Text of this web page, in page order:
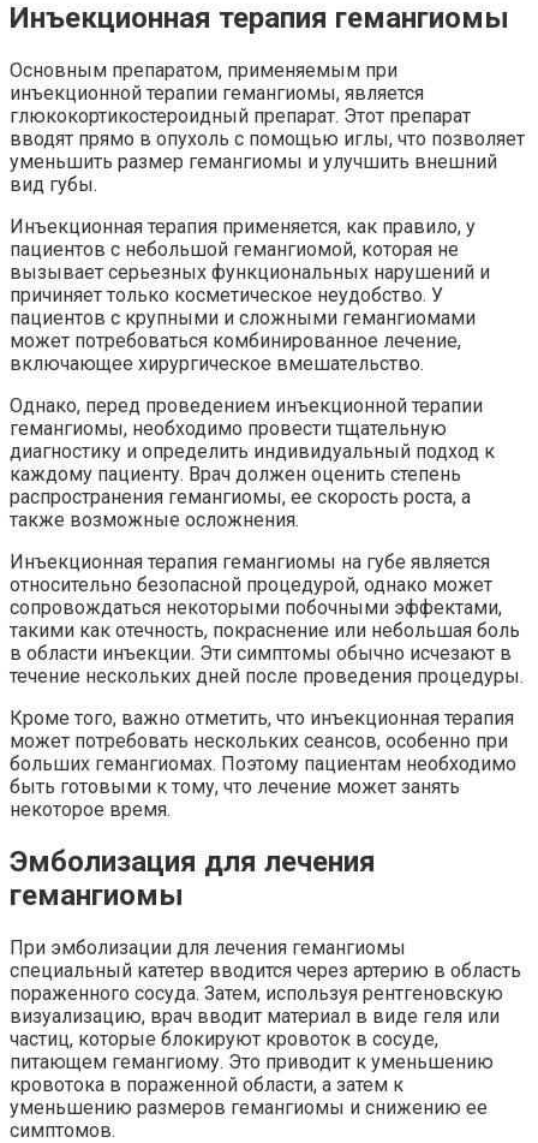
Инъекционная терапия гемангиомы
Основным препаратом, применяемым при
инъекционной терапии гемангиомы, является
глюкокортикостероидный препарат. Этот препарат
вводят прямо в опухоль с помощью иглы, что позволяет
уменьшить размер гемангиомы и улучшить внешний
вид губы.
Инъекционная терапия применяется, как правило, у
пациентов с небольшой гемангиомой, которая не
вызывает серьезных функциональных нарушений и
причиняет только косметическое неудобство. У
пациентов с крупными и сложными гемангиомами
может потребоваться комбинированное лечение,
включающее хирургическое вмешательство.
Однако, перед проведением инъекционной терапии
гемангиомы, необходимо провести тщательную
диагностику и определить индивидуальный подход к
каждому пациенту. Врач должен оценить степень
распространения гемангиомы, ее скорость роста, а
также возможные осложнения.
Инъекционная терапия гемангиомы на губе является
относительно безопасной процедурой, однако может
сопровождаться некоторыми побочными эффектами,
такими как отечность, покраснение или небольшая боль
в области инъекции. Эти симптомы обычно исчезают в
течение нескольких дней после проведения процедуры.
Кроме того, важно отметить, что инъекционная терапия
может потребовать нескольких сеансов, особенно при
больших гемангиомах. Поэтому пациентам необходимо
быть готовыми к тому, что лечение может занять
некоторое время.
Эмболизация для лечения
гемангиомы
При эмболизации для лечения гемангиомы
специальный катетер вводится через артерию в область
пораженного сосуда. Затем, используя рентгеновскую
визуализацию, врач вводит материал в виде геля или
частиц, которые блокируют кровоток в сосуде,
питающем гемангиому. Это приводит к уменьшению
кровотока в пораженной области, а затем к
уменьшению размеров гемангиомы и снижению ее
симптомов.